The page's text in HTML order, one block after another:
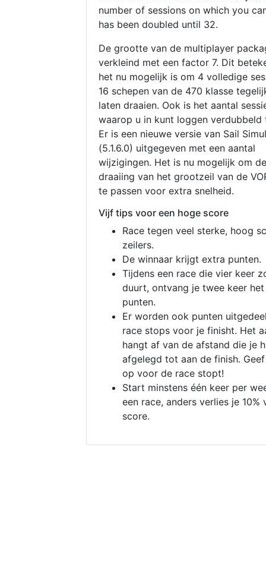
number of sessions on which you
has been doubled until 32.
De grootte van de multiplayer
verkleind met een factor 7. Dit
het nu mogelijk is om 4 volledige
16 schepen van de 470 klasse
laten draaien. Ook is het aantal
waarop u in kunt loggen verdubbeld
Er is een nieuwe versie van Sail
(5.1.6.0) uitgegeven met een aantal
wijzigingen. Het is nu mogelijk om de
draaiing van het grootzeil van de
te passen voor extra snelheid.
Vijf tips voor een hoge score
Race tegen veel sterke, hoog
zeilers.
De winnaar krijgt extra punten.
Tijdens een race die vier keer
duurt, ontvang je twee keer
punten.
Er worden ook punten
race stops voor je finisht. Het
hangt af van de afstand die je
afgelegd tot aan de finish.
op voor de race stopt!
Start minstens één keer per
een race, anders verlies je 10%
score.